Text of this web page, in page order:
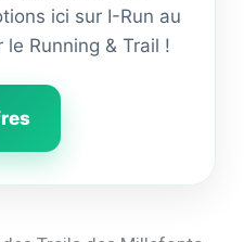
ici sur I-Run au
Running & Trail !